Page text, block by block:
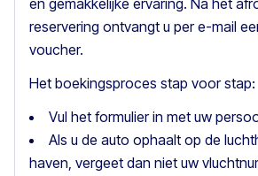
en gemakkelijke ervaring. Na het
reservering ontvangt u per e-mail
voucher.
Het boekingsproces stap voor stap:
Vul het formulier in met uw
Als u de auto ophaalt op de
haven, vergeet dan niet uw